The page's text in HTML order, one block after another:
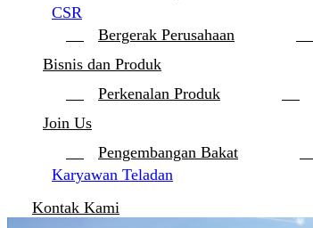
CSR
Bergerak Perusahaan
Bisnis dan Produk
Perkenalan Produk
Join Us
Pengembangan Bakat
Karyawan Teladan
Kontak Kami